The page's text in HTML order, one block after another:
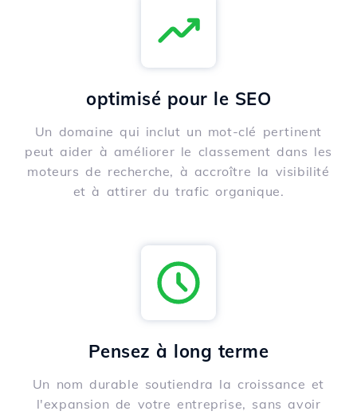
optimisé pour le SEO
Un domaine qui inclut un mot-clé pertinent
peut aider à améliorer le classement dans les
moteurs de recherche, à accroître la visibilité
et à attirer du trafic organique.
Pensez à long terme
Un nom durable soutiendra la croissance et
l'expansion de votre entreprise, sans avoir